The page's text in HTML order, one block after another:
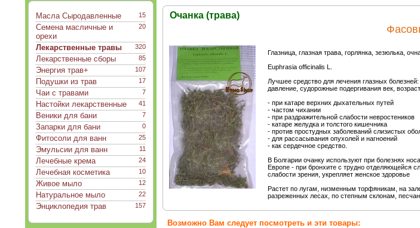
15
Масла Сыродавленные
20
Семена масличные и
орехи
320
Лекарственные травы
85
Лекарственные сборы
107
Энергия трав+
17
Подушки из трав
7
Чаи с травами
41
Настойки лекарственные
7
Веники для бани
0
Запарки для бани
25
Фитосоли для ванн
11
Эмульсии для ванн
24
Лечебные крема
10
Лечебная косметика
12
Живое мыло
22
Натуральное мыло
157
Энциклопедия трав
Очанка (трава)
Глазница, глазная трава, горлянка, зезюлька,
Euphrasia officinalis L.
Лучшее средство для лечения глазных
давление, судорожные подергивания век,
- при катаре верхних дыхательных путей
- частом чихании
- при раздражительной слабости невростеников
- катаре желудка и толстого кишечника
- против простудных заболеваний слизистых
- для рассасывания опухолей и нагноений
- как сердечное средство.
В Болгарии очанку используют при болезнях
Европе - при бронхите с трудно отделяющейся
слабости зрения, укрепляет женское здоровье
Растет по лугам, низменным торфяникам, на
разреженных лесах, по степным склонам,
Возможно Вам следует посмотреть и эти товары: